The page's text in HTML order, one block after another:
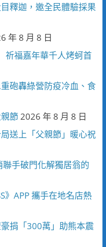
釋迦，邀全民體驗採果
年 8 月 8 日
福嘉年華千人烤蚵首
砲轟綠營防疫冷血、食
節 2026 年 8 月 8 日
送上「父親節」暖心祝
手破門化解獨居翁的
》APP 攜手在地名店熱
捐「300萬」助熊本震